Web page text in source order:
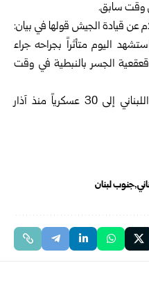
وقت سابق.
عن قيادة الجيش قولها في بيان:
اليوم متأثراً بجراحه جراء
الجسر بالنبطية في وقت
وبذلك ترتفع حصيلة قتلى الجيش اللبناني إلى 30 عسكرياً منذ آذار
جنوب لبنان